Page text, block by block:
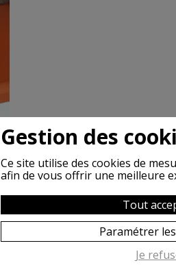
Gestion des
Ce site utilise des cookies de
afin de vous offrir une meilleure
Tout
Paramétrer
Je